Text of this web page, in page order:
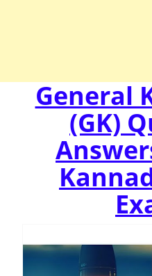
General
(GK)